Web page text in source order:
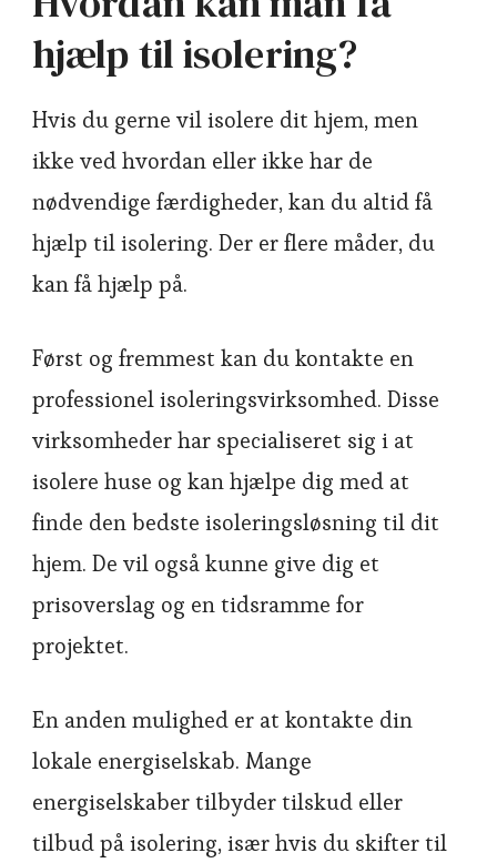
hjælp til isolering?
Hvis du gerne vil isolere dit hjem, men
ikke ved hvordan eller ikke har de
nødvendige færdigheder, kan du altid få
hjælp til isolering. Der er flere måder, du
kan få hjælp på.
Først og fremmest kan du kontakte en
professionel isoleringsvirksomhed. Disse
virksomheder har specialiseret sig i at
isolere huse og kan hjælpe dig med at
finde den bedste isoleringsløsning til dit
hjem. De vil også kunne give dig et
prisoverslag og en tidsramme for
projektet.
En anden mulighed er at kontakte din
lokale energiselskab. Mange
energiselskaber tilbyder tilskud eller
tilbud på isolering, især hvis du skifter til